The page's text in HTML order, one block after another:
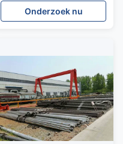
6.00mm tot 101.6mm
Onderzoek nu